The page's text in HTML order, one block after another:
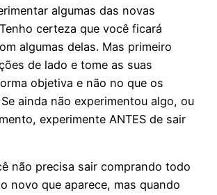
algumas das novas
certeza que você ficará
algumas delas. Mas primeiro
de lado e tome as suas
objetiva e não no que os
ainda não experimentou algo, ou
experimente ANTES de sair
não precisa sair comprando todo
novo que aparece, mas quando